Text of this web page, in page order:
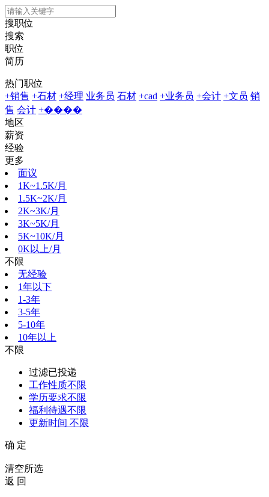
搜职位
搜索
职位
简历
热门职位
+销售 +石材 +经理 业务员 石材 +cad +业务员 +会计 +文员 销
售 会计 +����
地区
薪资
经验
更多
面议
1K~1.5K/月
1.5K~2K/月
2K~3K/月
3K~5K/月
5K~10K/月
0K以上/月
不限
无经验
1年以下
1-3年
3-5年
5-10年
10年以上
不限
过滤已投递
工作性质不限
学历要求不限
福利待遇不限
更新时间 不限
确 定
清空所选
返 回